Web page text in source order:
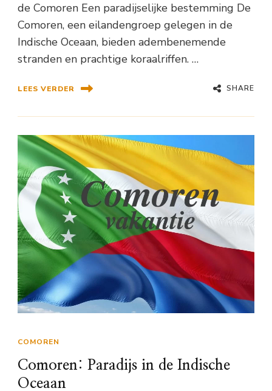
de Comoren Een paradijselijke bestemming De
Comoren, een eilandengroep gelegen in de
Indische Oceaan, bieden adembenemende
stranden en prachtige koraalriffen. …
LEES VERDER SHARE
COMOREN
Comoren: Paradijs in de Indische
Oceaan